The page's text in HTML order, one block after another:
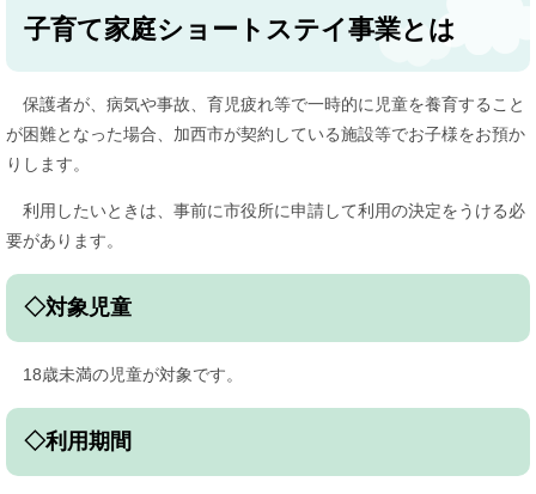
子育て家庭ショートステイ事業とは
保護者が、病気や事故、育児疲れ等で一時的に児童を養育すること
が困難となった場合、加西市が契約している施設等でお子様をお預か
りします。
利用したいときは、事前に市役所に申請して利用の決定をうける必
要があります。
◇対象児童
18歳未満の児童が対象です。
◇利用期間